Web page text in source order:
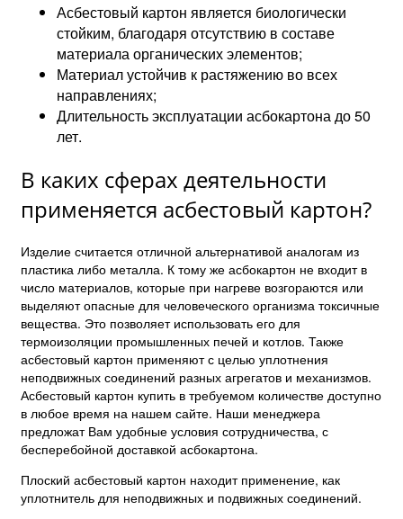
Асбестовый картон является биологически
стойким, благодаря отсутствию в составе
материала органических элементов;
Материал устойчив к растяжению во всех
направлениях;
Длительность эксплуатации асбокартона до 50
лет.
В каких сферах деятельности
применяется асбестовый картон?
Изделие считается отличной альтернативой аналогам из
пластика либо металла. К тому же асбокартон не входит в
число материалов, которые при нагреве возгораются или
выделяют опасные для человеческого организма токсичные
вещества. Это позволяет использовать его для
термоизоляции промышленных печей и котлов. Также
асбестовый картон применяют с целью уплотнения
неподвижных соединений разных агрегатов и механизмов.
Асбестовый картон купить в требуемом количестве доступно
в любое время на нашем сайте. Наши менеджера
предложат Вам удобные условия сотрудничества, с
бесперебойной доставкой асбокартона.
Плоский асбестовый картон находит применение, как
уплотнитель для неподвижных и подвижных соединений.